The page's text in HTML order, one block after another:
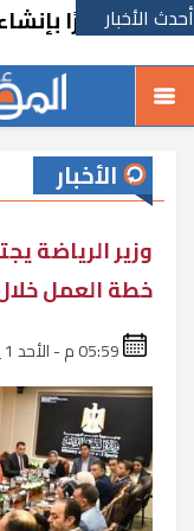
أحدث الأخبار
قرارًا بإنشاء
الأخبار
وزير الرياضة
خطة العمل